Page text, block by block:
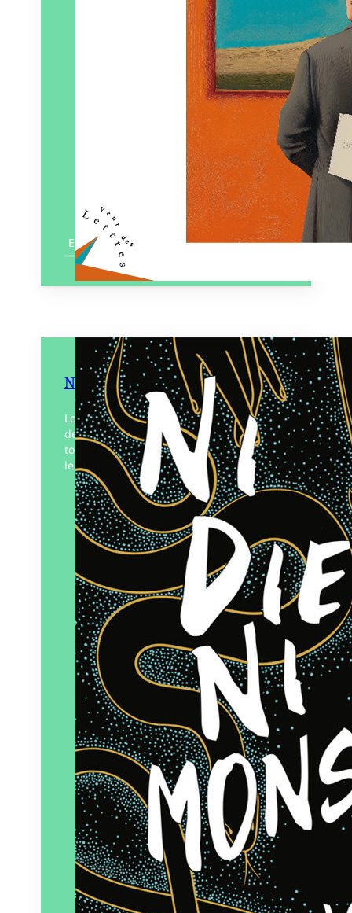
31/03/2025
En savoir plus
Ni dieux, ni monstres
Lorsque des créatures mythiques sortent
de l’ombre et se dévoilent aux yeux de
tous, le monde est‑il prêt à les accepter,
les protéger, ou la peur l’embrasera-t-il ?
Éditeur :
L’Atalante
Paru le25/04/2024